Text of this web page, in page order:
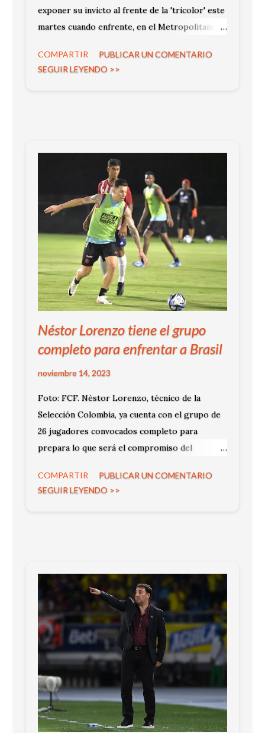
exponer su invicto al frente de la 'tricolor' este
martes cuando enfrente, en el Metropolitano
el cual su Selección no ha conseguido ninguna
victoria.
COMPARTIR
PUBLICAR UN COMENTARIO
SEGUIR LEYENDO >>
Néstor Lorenzo tiene el grupo
completo para enfrentar a Brasil
noviembre 14, 2023
Foto: FCF. Néstor Lorenzo, técnico de la
Selección Colombia, ya cuenta con el grupo de
26 jugadores convocados completo para
prepara lo que será el compromiso del
Eliminatorias hacia el Mundial de 2026, ante su
similar de Brasil.
COMPARTIR
PUBLICAR UN COMENTARIO
SEGUIR LEYENDO >>